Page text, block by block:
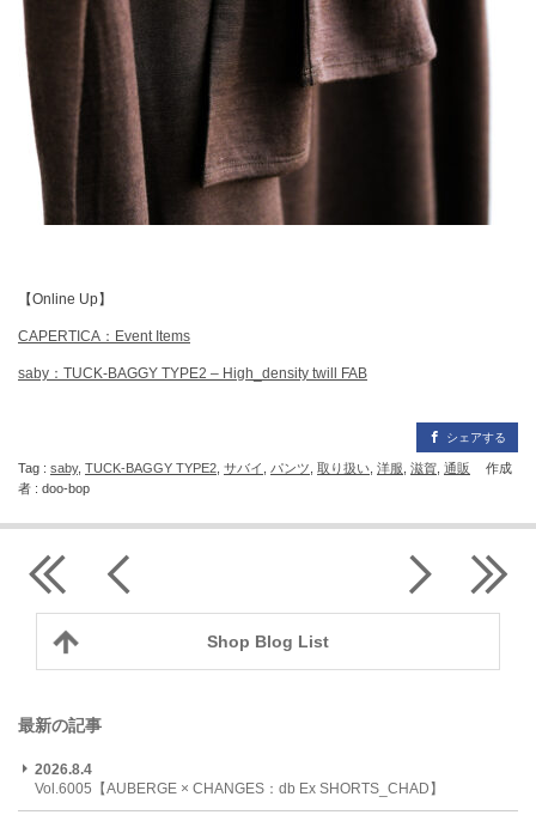
【Online Up】
CAPERTICA：Event Items
saby：TUCK-BAGGY TYPE2 – High_density twill FAB
シェアする
Tag : saby, TUCK-BAGGY TYPE2 サバイ パンツ 取り扱い 洋服 滋賀 通販
作成
者 : doo-bop
Shop Blog List
最新の記事
2026.8.4
Vol.6005【AUBERGE × CHANGES：db Ex SHORTS_CHAD】